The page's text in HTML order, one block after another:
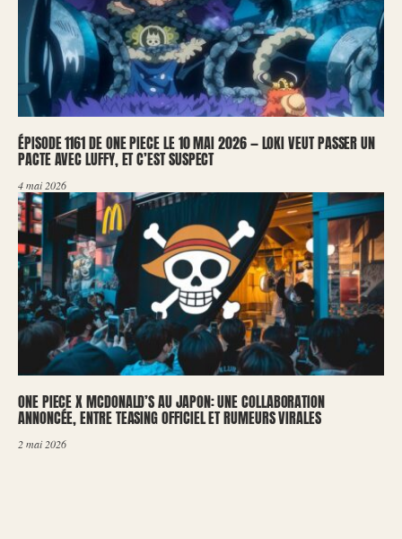
ÉPISODE 1161 DE ONE PIECE LE 10 MAI 2026 — LOKI VEUT PASSER UN
PACTE AVEC LUFFY, ET C’EST SUSPECT
4 mai 2026
ONE PIECE X MCDONALD’S AU JAPON: UNE COLLABORATION
ANNONCÉE, ENTRE TEASING OFFICIEL ET RUMEURS VIRALES
2 mai 2026